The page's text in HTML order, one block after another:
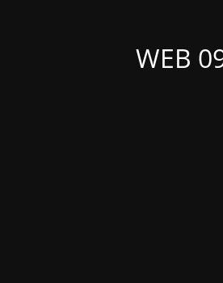
WEB